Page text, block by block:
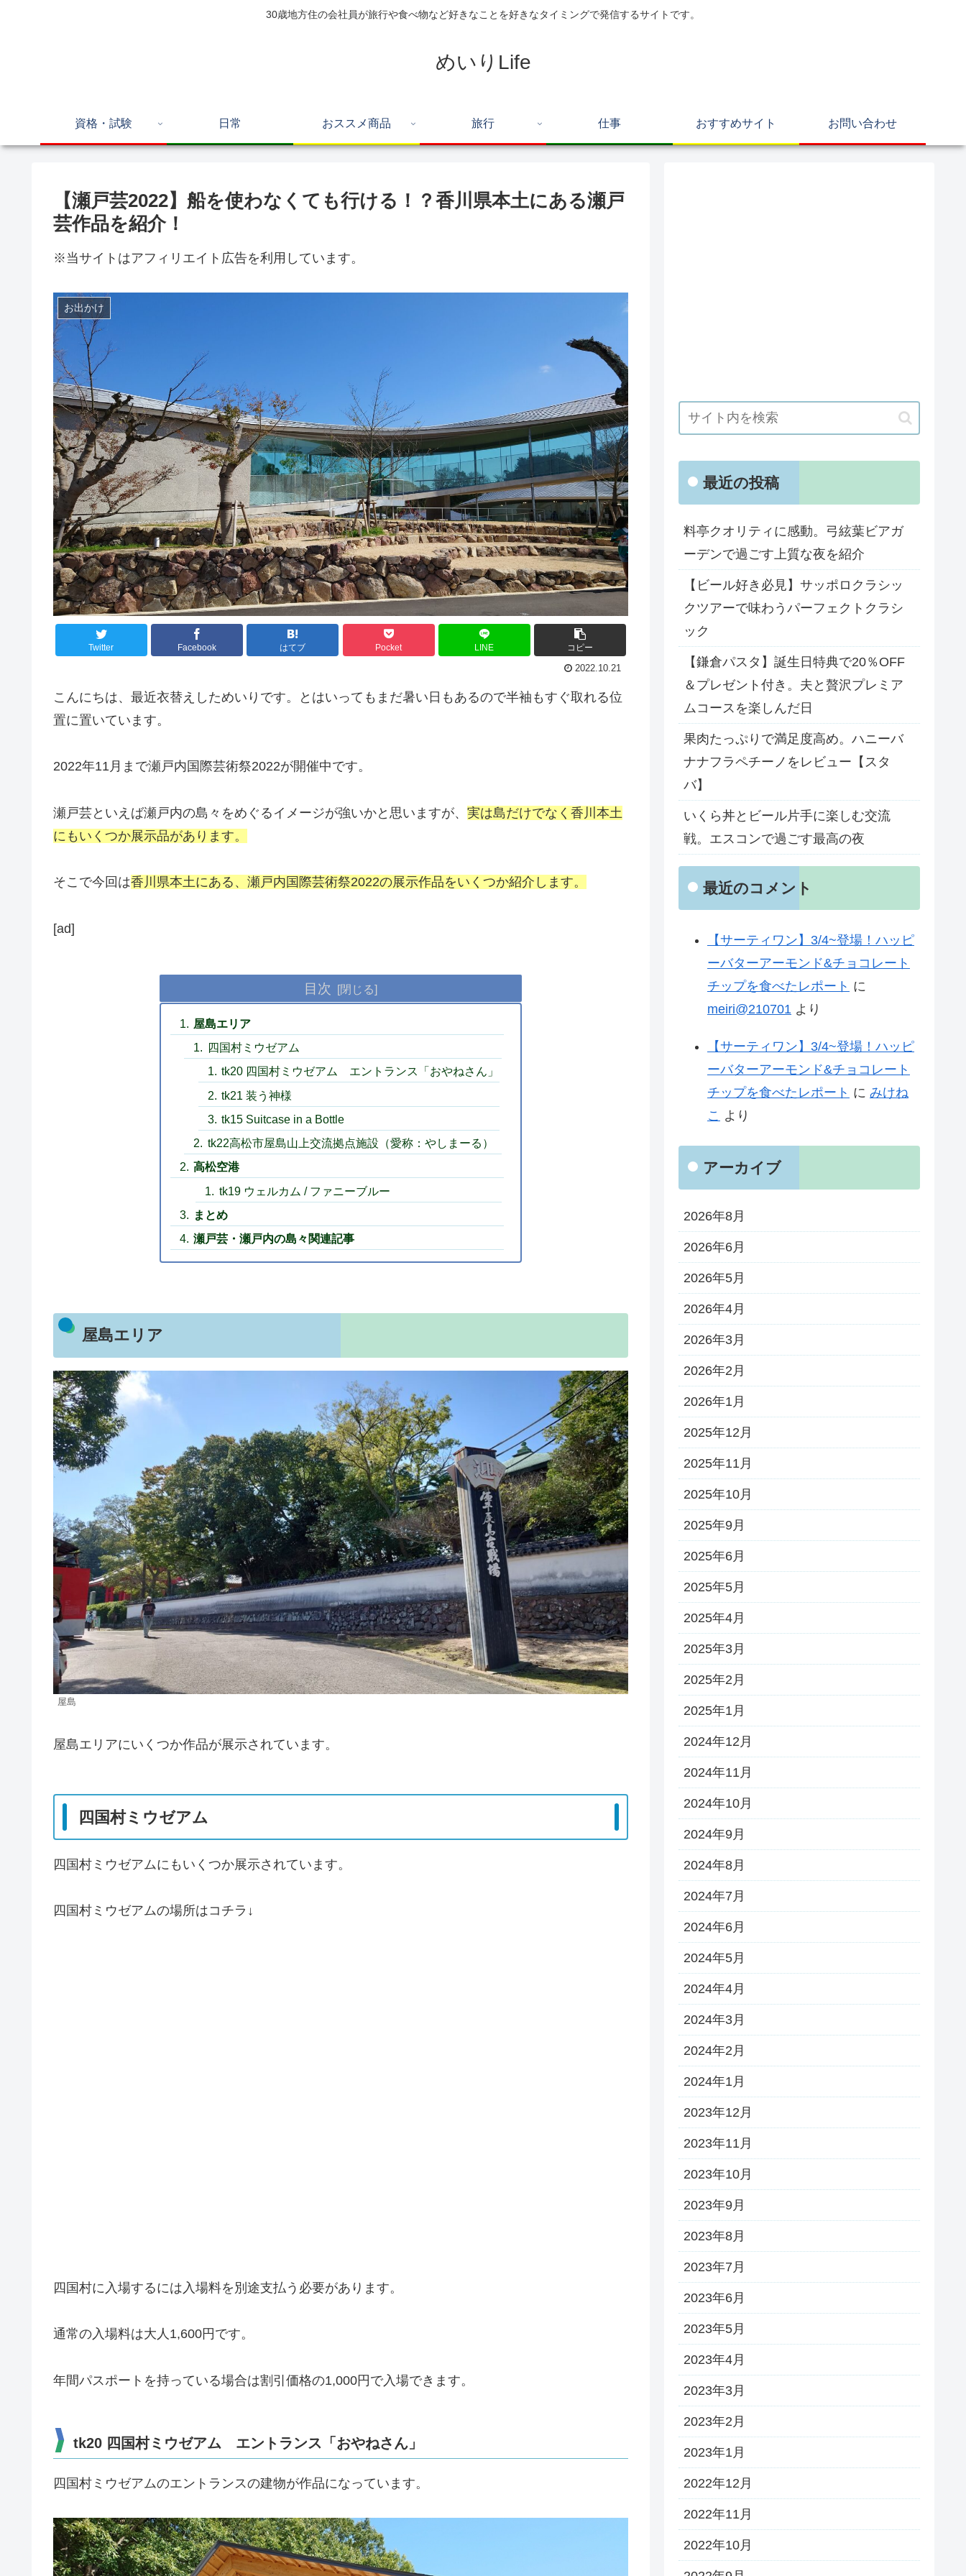
30歳地方住の会社員が旅行や食べ物など好きなことを好きなタイミングで発信するサイトです。
めいりLife
資格・試験 日常 おススメ商品 旅行 仕事 おすすめサイト お問い合わせ
【瀬戸芸2022】船を使わなくても行ける！？香川県本土にある瀬戸
芸作品を紹介！
※当サイトはアフィリエイト広告を利用しています。
お出かけ
Twitter Facebook はてブ Pocket LINE コピー
2022.10.21
こんにちは、最近衣替えしためいりです。とはいってもまだ暑い日もあるので半袖もすぐ取れる位
置に置いています。
2022年11月まで瀬戸内国際芸術祭2022が開催中です。
瀬戸芸といえば瀬戸内の島々をめぐるイメージが強いかと思いますが、 実は島だけでなく香川本土
にもいくつか展示品があります。
そこで今回は香川県本土にある、瀬戸内国際芸術祭2022の展示作品をいくつか紹介します。
[ad]
目次
屋島エリア
四国村ミウゼアム
tk20 四国村ミウゼアム エントランス「おやねさん」
tk21 装う神様
tk15 Suitcase in a Bottle
tk22高松市屋島山上交流拠点施設（愛称：やしまーる）
高松空港
tk19 ウェルカム / ファニーブルー
まとめ
瀬戸芸・瀬戸内の島々関連記事
屋島エリア
屋島
屋島エリアにいくつか作品が展示されています。
四国村ミウゼアム
四国村ミウゼアムにもいくつか展示されています。
四国村ミウゼアムの場所はコチラ↓
四国村に入場するには入場料を別途支払う必要があります。
通常の入場料は大人1,600円です。
年間パスポートを持っている場合は割引価格の1,000円で入場できます。
tk20 四国村ミウゼアム エントランス「おやねさん」
四国村ミウゼアムのエントランスの建物が作品になっています。
最近の投稿
料亭クオリティに感動。弓絃葉ビアガ
ーデンで過ごす上質な夜を紹介
【ビール好き必見】サッポロクラシッ
クツアーで味わうパーフェクトクラシ
ック
【鎌倉パスタ】誕生日特典で20％OFF
＆プレゼント付き。夫と贅沢プレミア
ムコースを楽しんだ日
果肉たっぷりで満足度高め。ハニーバ
ナナフラペチーノをレビュー【スタ
バ】
いくら丼とビール片手に楽しむ交流
戦。エスコンで過ごす最高の夜
最近のコメント
【サーティワン】3/4~登場！ハッピ
ーバターアーモンド&チョコレート
チップを食べたレポート に
meiri@210701 より
【サーティワン】3/4~登場！ハッピ
ーバターアーモンド&チョコレート
チップを食べたレポート に みけね
こ より
アーカイブ
2026年8月
2026年6月
2026年5月
2026年4月
2026年3月
2026年2月
2026年1月
2025年12月
2025年11月
2025年10月
2025年9月
2025年6月
2025年5月
2025年4月
2025年3月
2025年2月
2025年1月
2024年12月
2024年11月
2024年10月
2024年9月
2024年8月
2024年7月
2024年6月
2024年5月
2024年4月
2024年3月
2024年2月
2024年1月
2023年12月
2023年11月
2023年10月
2023年9月
2023年8月
2023年7月
2023年6月
2023年5月
2023年4月
2023年3月
2023年2月
2023年1月
2022年12月
2022年11月
2022年10月